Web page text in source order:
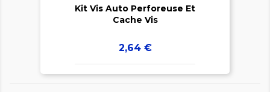
Kit Vis Auto Perforeuse Et
Cache Vis
Prix
2,64 €